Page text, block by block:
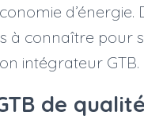
d’énergie.
à connaître pour
intégrateur GTB.
de qualité